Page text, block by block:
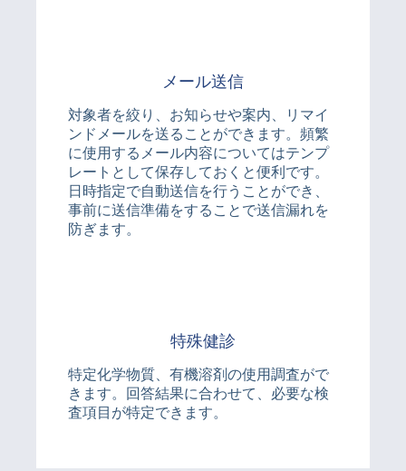
メール送信
対象者を絞り、お知らせや案内、リマイ
ンドメールを送ることができます。頻繁
に使用するメール内容についてはテンプ
レートとして保存しておくと便利です。
日時指定で自動送信を行うことができ、
事前に送信準備をすることで送信漏れを
防ぎます。
特殊健診
特定化学物質、有機溶剤の使用調査がで
きます。回答結果に合わせて、必要な検
査項目が特定できます。